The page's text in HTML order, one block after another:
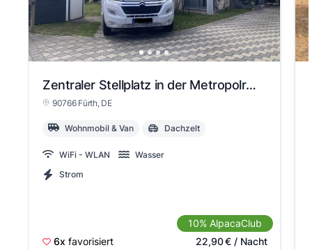
Zentraler Stellplatz in der Metropolregion Nürnberg-Fürth-Erlangen
90766 Fürth, DE
Wohnmobil & Van Dachzelt
WiFi - WLAN
Wasser
Strom
6x favorisiert
10% AlpacaClub
22,90€/ Nacht